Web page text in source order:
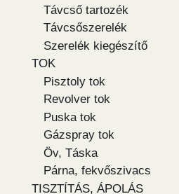
Távcső tartozék
Távcsőszerelék
Szerelék kiegészítő
TOK
Pisztoly tok
Revolver tok
Puska tok
Gázspray tok
Öv, Táska
Párna, fekvőszivacs
TISZTÍTÁS, ÁPOLÁS